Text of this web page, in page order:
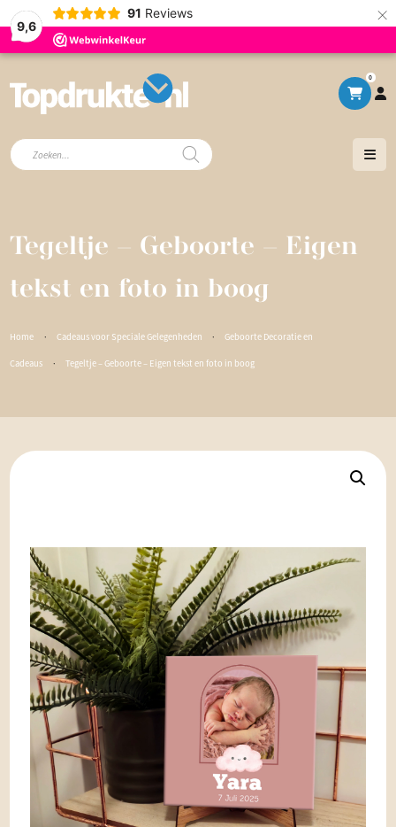
9,6
91 Reviews ×
0
Producten
zoeken
Tegeltje – Geboorte – Eigen
tekst en foto in boog
Home · Cadeaus voor Speciale Gelegenheden · Geboorte Decoratie en
Cadeaus · Tegeltje – Geboorte – Eigen tekst en foto in boog